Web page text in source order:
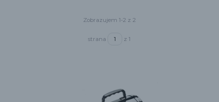
Zobrazujem 1-2 z 2
strana z 1